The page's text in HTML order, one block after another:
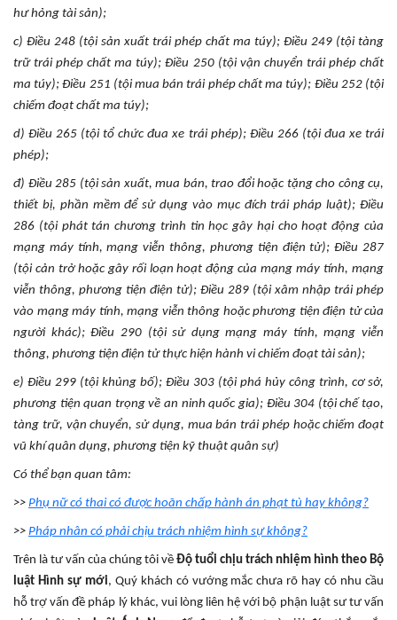
hư hỏng tài sản);
c) Điều 248 (tội sản xuất trái phép chất ma túy); Điều 249 (tội tàng
trữ trái phép chất ma túy); Điều 250 (tội vận chuyển trái phép chất
ma túy); Điều 251 (tội mua bán trái phép chất ma túy); Điều 252 (tội
chiếm đoạt chất ma túy);
d) Điều 265 (tội tổ chức đua xe trái phép); Điều 266 (tội đua xe trái
phép);
đ) Điều 285 (tội sản xuất, mua bán, trao đổi hoặc tặng cho công cụ,
thiết bị, phần mềm để sử dụng vào mục đích trái pháp luật); Điều
286 (tội phát tán chương trình tin học gây hại cho hoạt động của
mạng máy tính, mạng viễn thông, phương tiện điện tử); Điều 287
(tội cản trở hoặc gây rối loạn hoạt động của mạng máy tính, mạng
viễn thông, phương tiện điện tử); Điều 289 (tội xâm nhập trái phép
vào mạng máy tính, mạng viễn thông hoặc phương tiện điện tử của
người khác); Điều 290 (tội sử dụng mạng máy tính, mạng viễn
thông, phương tiện điện tử thực hiện hành vi chiếm đoạt tài sản);
e) Điều 299 (tội khủng bố); Điều 303 (tội phá hủy công trình, cơ sở,
phương tiện quan trọng về an ninh quốc gia); Điều 304 (tội chế tạo,
tàng trữ, vận chuyển, sử dụng, mua bán trái phép hoặc chiếm đoạt
vũ khí quân dụng, phương tiện kỹ thuật quân sự)
Có thể bạn quan tâm:
>> Phụ nữ có thai có được hoãn chấp hành án phạt tù hay không?
>> Pháp nhân có phải chịu trách nhiệm hình sự không?
Trên là tư vấn của chúng tôi về Độ tuổi chịu trách nhiệm hình theo Bộ
luật Hình sự mới, Quý khách có vướng mắc chưa rõ hay có nhu cầu
hỗ trợ vấn đề pháp lý khác, vui lòng liên hệ với bộ phận luật sư tư vấn